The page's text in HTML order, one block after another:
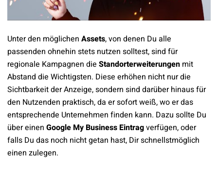
Unter den möglichen Assets, von denen Du alle
passenden ohnehin stets nutzen solltest, sind für
regionale Kampagnen die Standorterweiterungen mit
Abstand die Wichtigsten. Diese erhöhen nicht nur die
Sichtbarkeit der Anzeige, sondern sind darüber hinaus für
den Nutzenden praktisch, da er sofort weiß, wo er das
entsprechende Unternehmen finden kann. Dazu sollte Du
über einen Google My Business Eintragverfügen, oder
falls Du das noch nicht getan hast, Dir schnellstmöglich
einen zulegen.